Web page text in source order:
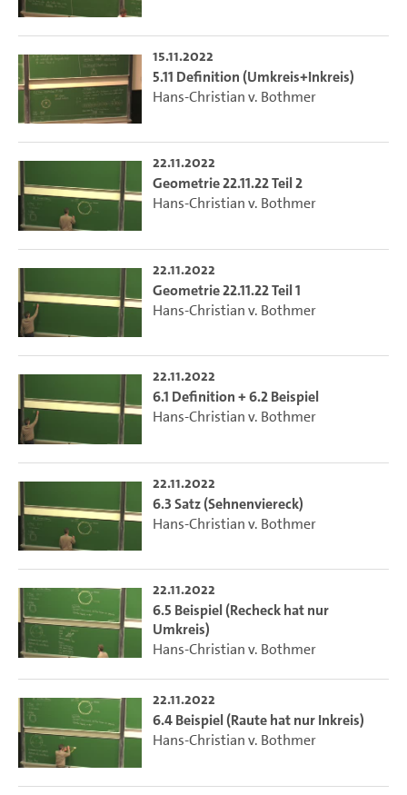
15.11.2022
5.11 Definition (Umkreis+Inkreis)
Hans-Christian v. Bothmer
22.11.2022
Geometrie 22.11.22 Teil 2
Hans-Christian v. Bothmer
22.11.2022
Geometrie 22.11.22 Teil 1
Hans-Christian v. Bothmer
22.11.2022
6.1 Definition + 6.2 Beispiel
Hans-Christian v. Bothmer
22.11.2022
6.3 Satz (Sehnenviereck)
Hans-Christian v. Bothmer
22.11.2022
6.5 Beispiel (Recheck hat nur
Umkreis)
Hans-Christian v. Bothmer
22.11.2022
6.4 Beispiel (Raute hat nur Inkreis)
Hans-Christian v. Bothmer